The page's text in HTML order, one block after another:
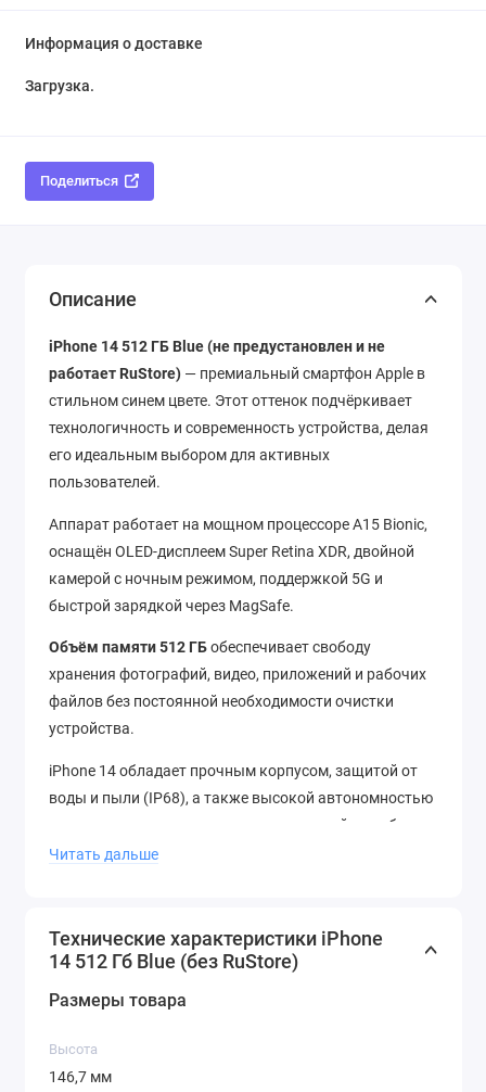
Информация о доставке
Загрузка...
Поделиться
Описание
iPhone 14 512 ГБ Blue(не предустановлен и не
работает RuStore) — премиальный смартфон Apple в
стильном синем цвете. Этот оттенок подчёркивает
технологичность и современность устройства, делая
его идеальным выбором для активных
пользователей.
Аппарат работает на мощном процессоре A15 Bionic,
оснащён OLED-дисплеем Super Retina XDR, двойной
камерой с ночным режимом, поддержкой 5G и
быстрой зарядкой через MagSafe.
Объём памяти 512 ГБобеспечивает свободу
хранения фотографий, видео, приложений и рабочих
файлов без постоянной необходимости очистки
устройства.
iPhone 14 обладает прочным корпусом, защитой от
воды и пыли (IP68), а также высокой автономностью
— вы сможете оставаться на связи целый день без
подзарядки.
Только оригинальная техника Apple
Официальная гарантия от 1 года
Купить iPhone 14 512 ГБ Blue
гарантией качества и отличным сервисом.
Читать дальше
Технические характеристики iPhone
14 512 Гб Blue (без RuStore)
Размеры товара
Высота
146,7 мм